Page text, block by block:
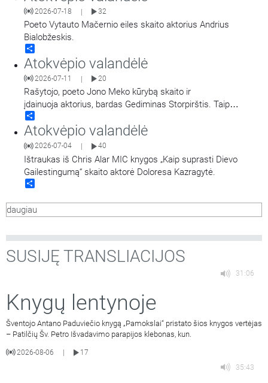
2026-07-18 | 32
Poeto Vytauto Mačernio eiles skaito aktorius Andrius
Bialobžeskis.
Atokvėpio valandėlė
2026-07-11 | 20
Rašytojo, poeto Jono Meko kūrybą skaito ir
įdainuoja aktorius, bardas Gediminas Storpirštis. Taip
pat girdime kūrinius pagal Jono Meko žodžius iš Gedimino
Storpirščio dainų rinkinio „Šaknys“.
Atokvėpio valandėlė
2026-07-04 40
Ištraukas iš Chris Alar MIC knygos „Kaip suprasti Dievo
Gailestingumą“ skaito aktorė Doloresa Kazragytė.
daugiau
SUSIJĘ TRANSLIACIJOS
31:06
Knygų lentynoje
Šventojo Antano Paduviečio knygą „Pamokslai“ pristato šios knygos vertėjas
– Patilčių Šv. Petro Išvadavimo parapijos klebonas, kun.
2026-08-06
17
35:43